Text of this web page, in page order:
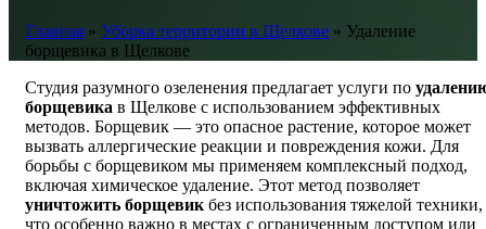
Главная » Уборка территории в Щелкове » Удаление
борщевика в Щелкове
Студия разумного озеленения предлагает услуги по
борщевика в Щелкове с использованием эффективных
методов. Борщевик — это опасное растение, которое может
вызвать аллергические реакции и повреждения кожи. Для
борьбы с борщевиком мы применяем комплексный подход,
включая химическое удаление. Этот метод позволяет
уничтожить борщевик без использования тяжелой техники,
что особенно важно в местах с ограниченным доступом или